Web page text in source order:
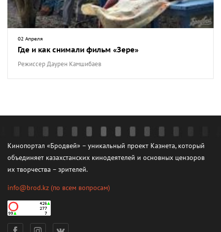
02 Апреля
Где и как снимали фильм «Зере»
Режиссер Даурен Камшибаев
Кинопортал «Бродвей» – уникальный проект Казнета, который
объединяет казахстанских кинодеятелей и основных цензоров
их творчества – зрителей.
info@brod.kz (по всем вопросам)